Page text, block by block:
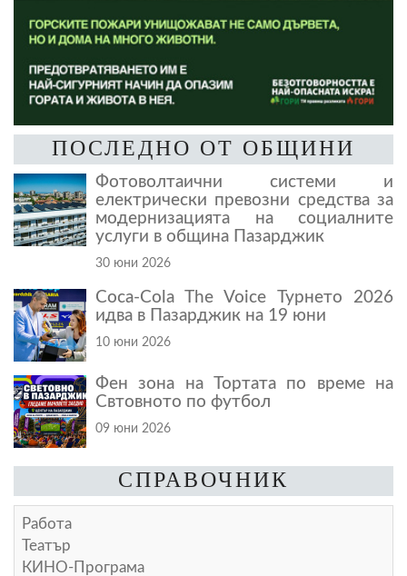
ПОСЛЕДНО ОТ ОБЩИНИ
Фотоволтаични системи и
електрически превозни средства за
модернизацията на социалните
услуги в община Пазарджик
30 юни 2026
Coca-Cola The Voice Турнето 2026
идва в Пазарджик на 19 юни
10 юни 2026
Фен зона на Тортата по време на
Свтовното по футбол
09 юни 2026
СПРАВОЧНИК
Работа
Театър
КИНО-Програма